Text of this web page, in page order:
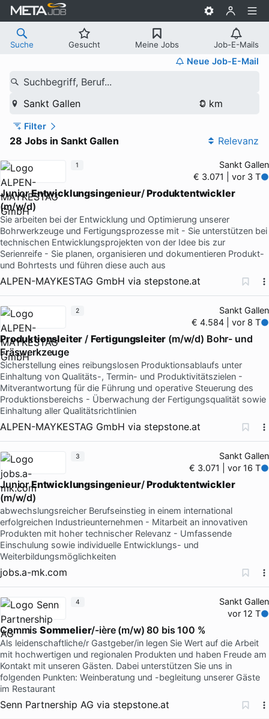
Suche Gesucht Meine Jobs Job-E-Mails
Neue Job-E-Mail
Suchbegriff, Beruf...
Sankt Gallen
Filter
28 Jobs in Sankt Gallen Relevanz
Sankt Gallen
€ 3.071 | vor 3 T
JuniorEntwicklungsingenieur/Produktentwickler
(m/w/d)
Sie arbeiten bei der Entwicklung und Optimierung unserer
Bohrwerkzeuge und Fertigungsprozesse mit - Sie unterstützen bei
technischen Entwicklungsprojekten von der Idee bis zur
Serienreife - Sie planen, organisieren und dokumentieren Produkt-
und Bohrtests und führen diese auch aus
ALPEN-MAYKESTAG GmbH via stepstone.at
1
Sankt Gallen
€ 4.584 | vor 8 T
Produktionsleiter / Fertigungsleiter (m/w/d) Bohr- und
Fräswerkzeuge
Sicherstellung eines reibungslosen Produktionsablaufs unter
Einhaltung von Qualitäts-, Termin- und Produktivitätszielen -
Mitverantwortung für die Führung und operative Steuerung des
Produktionsbereichs - Überwachung der Fertigungsqualität sowie
Einhaltung aller Qualitätsrichtlinien
ALPEN-MAYKESTAG GmbH via stepstone.at
2
Sankt Gallen
€ 3.071 | vor 16 T
JuniorEntwicklungsingenieur/Produktentwickler
(m/w/d)
abwechslungsreicher Berufseinstieg in einem international
erfolgreichen Industrieunternehmen - Mitarbeit an innovativen
Produkten mit hoher technischer Relevanz - Umfassende
Einschulung sowie individuelle Entwicklungs- und
Weiterbildungsmöglichkeiten
jobs.a-mk.com
3
Sankt Gallen
vor 12 T
Commis Sommelier/-ière (m/w) 80 bis 100 %
Als leidenschaftliche/r Gastgeber/in legen Sie Wert auf die Arbeit
mit hochwertigen und regionalen Produkten und haben Freude am
Kontakt mit unseren Gästen. Dabei unterstützen Sie uns in
folgenden Punkten: Weinberatung und -begleitung unserer Gäste
im Restaurant
Senn Partnership AG via stepstone.at
4